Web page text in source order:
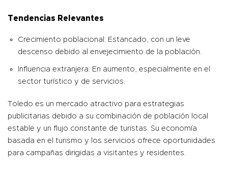
Tendencias Relevantes
Crecimiento poblacional: Estancado, con un leve
descenso debido al envejecimiento de la población.
Influencia extranjera: En aumento, especialmente en el
sector turístico y de servicios.
Toledo es un mercado atractivo para estrategias
publicitarias debido a su combinación de población local
estable y un flujo constante de turistas. Su economía
basada en el turismo y los servicios ofrece oportunidades
para campañas dirigidas a visitantes y residentes.